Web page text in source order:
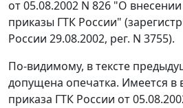
от 05.08.2002 N 826 "О
приказы ГТК России"
России 29.08.2002, рег. N 3755).
По-видимому, в тексте
допущена опечатка. Имеется в
приказа ГТК России от